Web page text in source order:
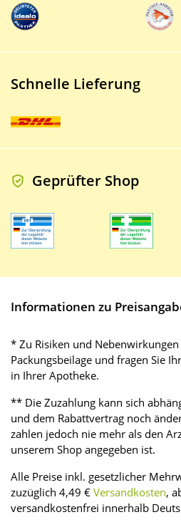
Schnelle Lieferung
Geprüfter Shop
Informationen zu
* Zu Risiken und Nebenwirkungen
Packungsbeilage und fragen Sie
in Ihrer Apotheke.
** Die Zuzahlung kann sich
und dem Rabattvertrag noch
zahlen jedoch nie mehr als den
unserem Shop angegeben ist.
Alle Preise inkl. gesetzlicher
zuzüglich 4,49 € Versandkosten,
versandkostenfrei innerhalb